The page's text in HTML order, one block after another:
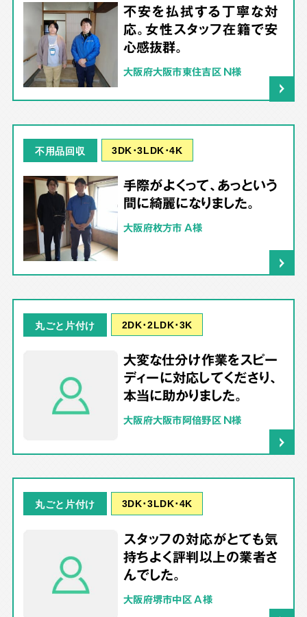
不安を払拭する丁寧な対
応。女性スタッフ在籍で安
心感抜群。
大阪府大阪市東住吉区 N様
不用品回収 3DK･3LDK･4K
手際がよくって、あっという
間に綺麗になりました。
大阪府枚方市 A様
丸ごと片付け 2DK･2LDK･3K
大変な仕分け作業をスピー
ディーに対応してくださり、
本当に助かりました。
大阪府大阪市阿倍野区 N様
丸ごと片付け 3DK･3LDK･4K
スタッフの対応がとても気
持ちよく評判以上の業者さ
んでした。
大阪府堺市中区 A様